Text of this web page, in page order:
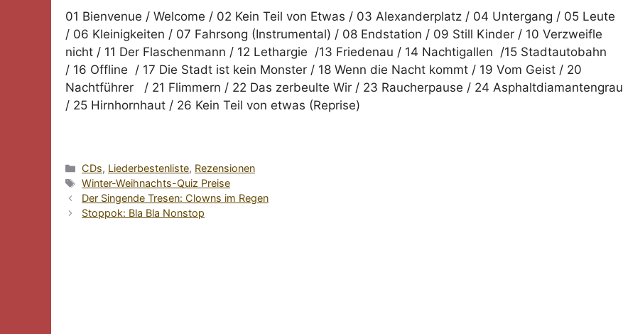
01 Bienvenue / Welcome / 02 Kein Teil von Etwas / 03 Alexanderplatz / 04 Untergang / 05 Leute
/ 06 Kleinigkeiten / 07 Fahrsong (Instrumental) / 08 Endstation / 09 Still Kinder / 10 Verzweifle
nicht / 11 Der Flaschenmann / 12 Lethargie /13 Friedenau / 14 Nachtigallen /15 Stadtautobahn
/ 16 Offline / 17 Die Stadt ist kein Monster / 18 Wenn die Nacht kommt / 19 Vom Geist / 20
Nachtführer / 21 Flimmern / 22 Das zerbeulte Wir / 23 Raucherpause / 24 Asphaltdiamantengrau
/ 25 Hirnhornhaut / 26 Kein Teil von etwas (Reprise)
Kategorien
CDs, Liederbestenliste, Rezensionen
Schlagwörter
Winter-Weihnachts-Quiz Preise
Der Singende Tresen: Clowns im Regen
Stoppok: Bla Bla Nonstop